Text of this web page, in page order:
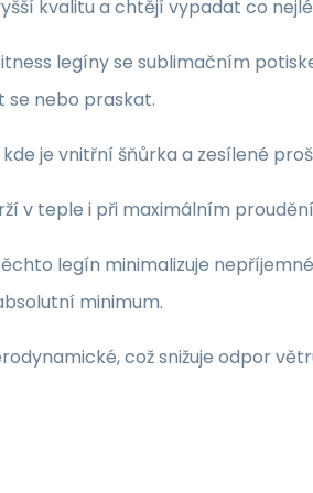
kvalitu a chtějí vypadat co
legíny se sublimačním
se nebo praskat.
je vnitřní šňůrka a zesílené
v teple i při maximálním
legín minimalizuje
minimum.
což snižuje odpor